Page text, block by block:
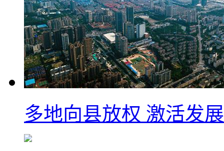
多地向县放权 激活发